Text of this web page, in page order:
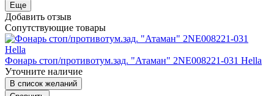
Еще
Добавить отзыв
Сопутствующие товары
Фонарь стоп/противотум.зад. "Атаман" 2NE008221-031 Hella
Уточните наличие
В список желаний